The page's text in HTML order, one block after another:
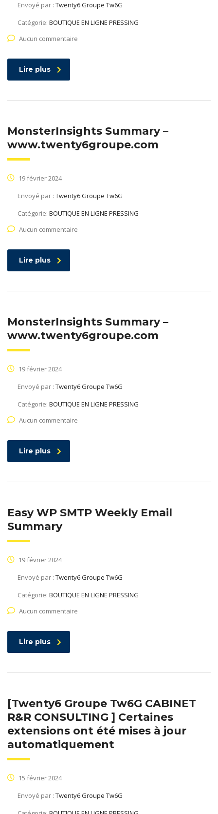
Envoyé par : Twenty6 Groupe Tw6G
Catégorie: BOUTIQUE EN LIGNE PRESSING
Aucun commentaire
Lire plus
MonsterInsights Summary –
www.twenty6groupe.com
19 février 2024
Envoyé par : Twenty6 Groupe Tw6G
Catégorie: BOUTIQUE EN LIGNE PRESSING
Aucun commentaire
Lire plus
MonsterInsights Summary –
www.twenty6groupe.com
19 février 2024
Envoyé par : Twenty6 Groupe Tw6G
Catégorie: BOUTIQUE EN LIGNE PRESSING
Aucun commentaire
Lire plus
Easy WP SMTP Weekly Email
Summary
19 février 2024
Envoyé par : Twenty6 Groupe Tw6G
Catégorie: BOUTIQUE EN LIGNE PRESSING
Aucun commentaire
Lire plus
[Twenty6 Groupe Tw6G CABINET
R&R CONSULTING ] Certaines
extensions ont été mises à jour
automatiquement
15 février 2024
Envoyé par : Twenty6 Groupe Tw6G